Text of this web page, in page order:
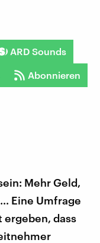
ARD Sounds
Abonnieren
Mehr Geld,
Eine Umfrage
ergeben, dass